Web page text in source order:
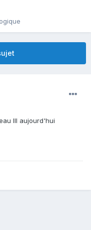
III aujourd'hui